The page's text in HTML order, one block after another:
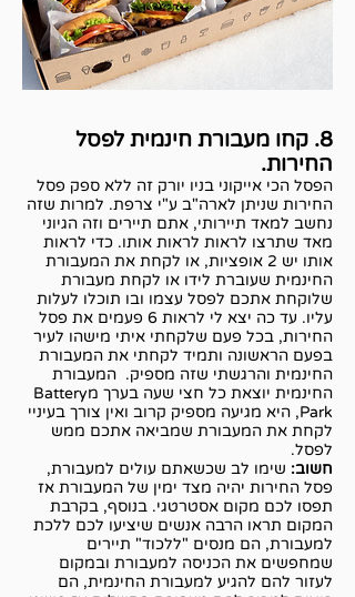
8. קחו מעבורת חינמית לפסל
החירות.
הפסל הכי אייקוני בניו יורק זה ללא ספק פסל
החירות שניתן לארה"ב ע"י צרפת. למרות שזה
נחשב למאד תיירותי, אתם תיירים וזה הגיוני
מאד שתרצו לראות לראות אותו. כדי לראות
אותו יש 2 אופציות, או לקחת את המעבורת
החינמית שעוברת לידו או לקחת מעבורת
שלוקחת אתכם לפסל עצמו ובו תוכלו לעלות
עליו. עד כה יצא לי לראות 6 פעמים את פסל
החירות, בכל פעם שלקחתי איתי מישהו לעיר
בפעם הראשונה ותמיד לקחתי את המעבורת
החינמית והרגשתי שזה מספיק. המעבורת
החינמית יוצאת כל חצי שעה בערך מBattery
Park, היא מגיעה מספיק קרוב ואין צורך בעיניי
לקחת את המעבורת שמביאה אתכם ממש
לפסל.
חשוב: שימו לב שכשאתם עולים למעבורת,
פסל החירות יהיה מצד ימין של המעבורת אז
תפסו לכם מקום אסטרטגי. בנוסף, בקרבת
המקום תראו הרבה אנשים שיציעו לכם ללכת
למעבורת, הם מנסים "ללכוד" תיירים
שמחפשים את הכניסה למעבורת ובמקום
לעזור להם להגיע למעבורת החינמית, הם